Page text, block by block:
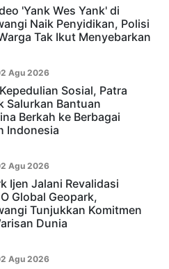
'Yank Wes Yank' di
Naik Penyidikan, Polisi
Tak Ikut Menyebarkan
Agu 2026
Sosial, Patra
Salurkan Bantuan
Berkah ke Berbagai
Indonesia
Agu 2026
Ijen Jalani Revalidasi
Global Geopark,
Tunjukkan Komitmen
Dunia
Agu 2026